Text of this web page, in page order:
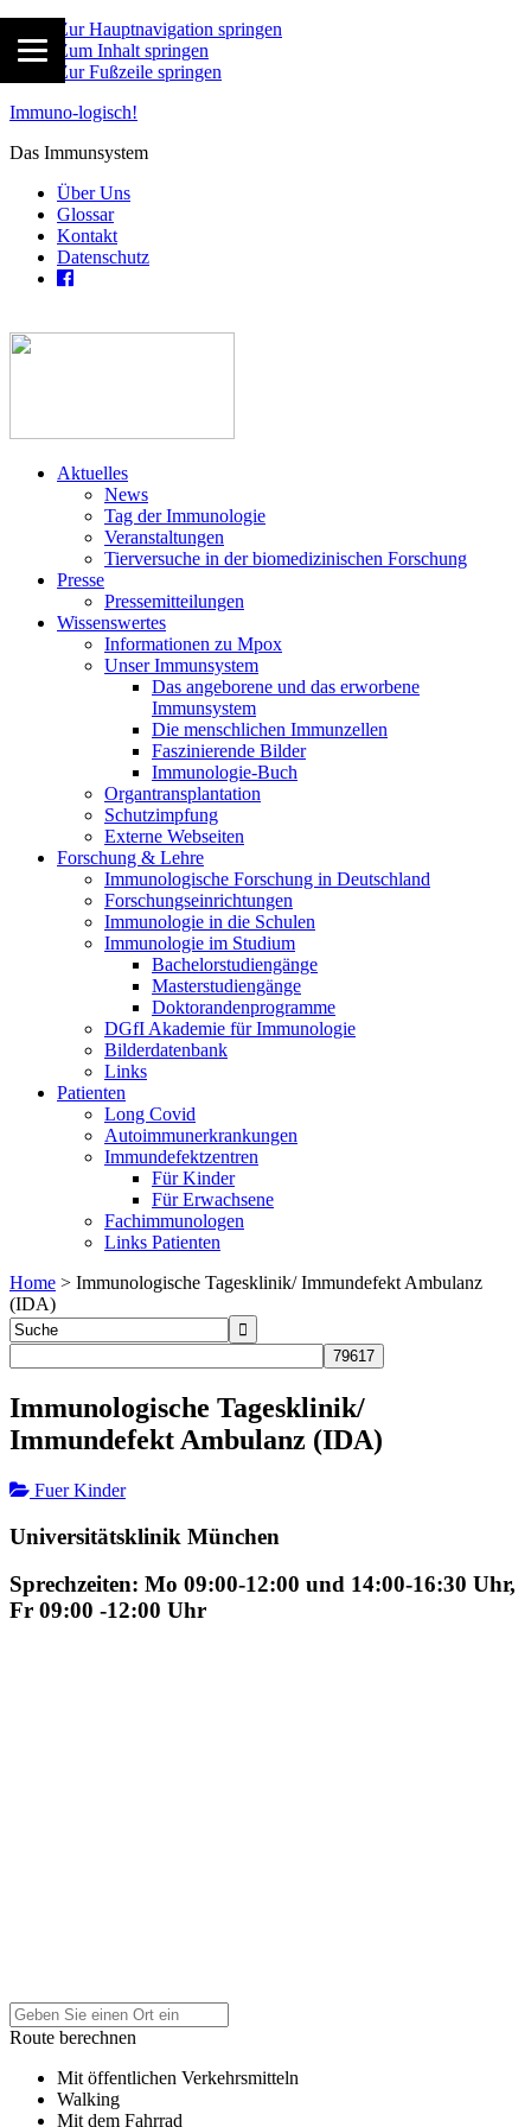
Zur Hauptnavigation springen
Zum Inhalt springen
Zur Fußzeile springen
Immuno-logisch!
Das Immunsystem
Über Uns
Glossar
Kontakt
Datenschutz
Aktuelles
News
Tag der Immunologie
Veranstaltungen
Tierversuche in der biomedizinischen Forschung
Presse
Pressemitteilungen
Wissenswertes
Informationen zu Mpox
Unser Immunsystem
Das angeborene und das erworbene
Immunsystem
Die menschlichen Immunzellen
Faszinierende Bilder
Immunologie-Buch
Organtransplantation
Schutzimpfung
Externe Webseiten
Forschung & Lehre
Immunologische Forschung in Deutschland
Forschungseinrichtungen
Immunologie in die Schulen
Immunologie im Studium
Bachelorstudiengänge
Masterstudiengänge
Doktorandenprogramme
DGfI Akademie für Immunologie
Bilderdatenbank
Links
Patienten
Long Covid
Autoimmunerkrankungen
Immundefektzentren
Für Kinder
Für Erwachsene
Fachimmunologen
Links Patienten
Home > Immunologische Tagesklinik/ Immundefekt Ambulanz
(IDA)
Immunologische Tagesklinik/
Immundefekt Ambulanz (IDA)
Fuer Kinder
Universitätsklinik München
Sprechzeiten: Mo 09:00-12:00 und 14:00-16:30 Uhr,
Fr 09:00 -12:00 Uhr
Route berechnen
Mit öffentlichen Verkehrsmitteln
Walking
Mit dem Fahrrad